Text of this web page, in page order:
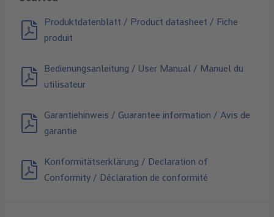
Produktdatenblatt / Product datasheet / Fiche
produit
Bedienungsanleitung / User Manual / Manuel du
utilisateur
Garantiehinweis / Guarantee information / Avis de
garantie
Konformitätserklärung / Declaration of
Conformity / Déclaration de conformité